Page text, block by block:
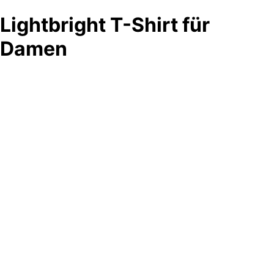
Lightbright T-Shirt für
Damen